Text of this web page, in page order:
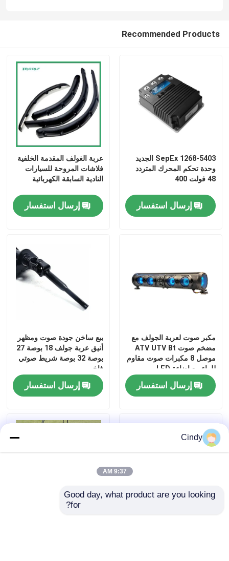
منتجات
جولة في المعمل
مراقبة الجودة
اتصل بنا
مرايا جانبية لعربة الجولف
Recommended Products
1268-5403 SepEx الجديد
وحدة تحكم المحرك المتردد
48 فولت 400
إرسال استفسار
عربة الغولف المقدمة الخلفية
فلاشات المروحة للسيارات
النادية السابقة الكهربائية
إرسال استفسار
مكبر صوت لعربة الجولف مع
مضخم صوت ATV UTV Bt
موصل 8 مكبرات صوت مقاوم
للماء مع إضاءة LED
إرسال استفسار
بيع ساخن جودة صوت ومظهر
أنيق عربة جولف 18 بوصة 27
بوصة 32 بوصة شريط صوتي
فاخر
إرسال استفسار
Cindy
9:37 AM
Good day, what product are you looking
for?